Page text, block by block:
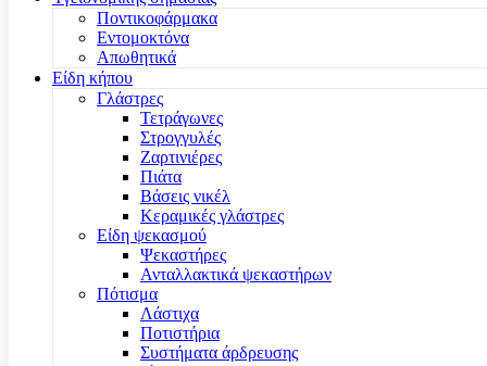
Ποντικοφάρμακα
Εντομοκτόνα
Απωθητικά
Είδη κήπου
Γλάστρες
Τετράγωνες
Στρογγυλές
Ζαρτινιέρες
Πιάτα
Βάσεις νικέλ
Κεραμικές γλάστρες
Είδη ψεκασμού
Ψεκαστήρες
Ανταλλακτικά ψεκαστήρων
Πότισμα
Λάστιχα
Ποτιστήρια
Συστήματα άρδρευσης